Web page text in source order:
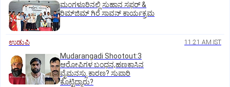
ಮಂಗಳೂರಿನಲ್ಲಿ ಸುಹಾನ ಸಫರ್ &
ರಿಮ್‌ಜಿಮ್ ಗಿರೆ ಸಾವನ್ ಕಾರ್ಯಕ್ರಮ
ಉಡುಪಿ 11:21 AM IST
Mudarangadi Shootout:‌3
ಆರೋಪಿಗಳ ಬಂಧನ,ಹಣಕಾಸಿನ
ವೈಮನಸ್ಸು ಕಾರಣ? ಸುಪಾರಿ
ಕೊಟ್ಟಿದ್ಯಾರು?